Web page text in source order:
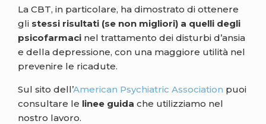
La CBT, in particolare, ha dimostrato di ottenere
gli stessi risultati (se non migliori) a quelli degli
psicofarmaci nel trattamento dei disturbi d’ansia
e della depressione, con una maggiore utilità nel
prevenire le ricadute.
Sul sito dell’American Psychiatric Association puoi
consultare le linee guida che utilizziamo nel
nostro lavoro.